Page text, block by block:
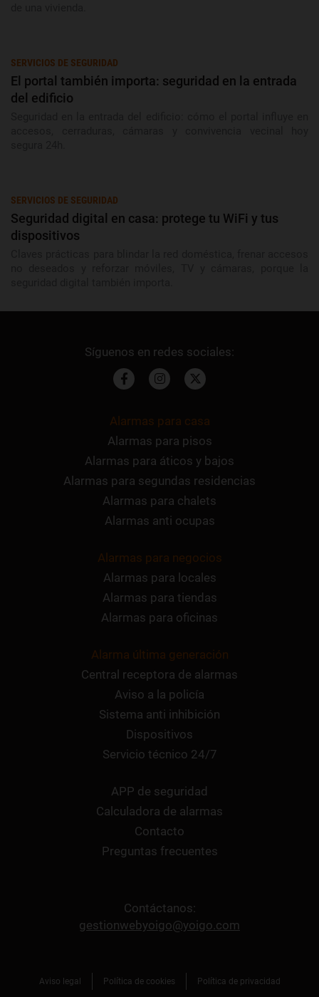
SERVICIOS DE SEGURIDAD
El portal también importa: seguridad en la entrada
del edificio
SERVICIOS DE SEGURIDAD
Seguridad digital en casa: protege tu WiFi y tus
dispositivos
Alarmas para casa
Alarmas para pisos
Alarmas para áticos y bajos
Alarmas para segundas residencias
Alarmas para chalets
Alarmas anti ocupas
Alarmas para negocios
Alarmas para locales
Alarmas para tiendas
Alarmas para oficinas
Alarma última generación
Central receptora de alarmas
Aviso a la policía
Sistema anti inhibición
Dispositivos
Servicio técnico 24/7
APP de seguridad
Calculadora de alarmas
Contacto
Preguntas frecuentes
Contáctanos:
gestionwebyoigo@yoigo.com
Aviso legal Política de cookies Política de privacidad